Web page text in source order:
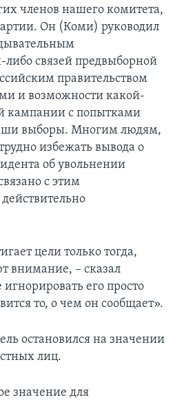
членов нашего комитета,
Он (Коми) руководил
связей предвыборной
правительством
и возможности какой-
кампании с попытками
выборы. Многим людям,
избежать вывода о
об увольнении
с этим
цели только тогда,
внимание, – сказал
его просто
то, о чем он сообщает».
остановился на значении
лиц.
значение для